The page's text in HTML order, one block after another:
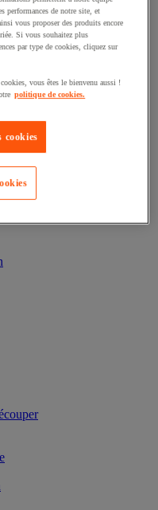
et buanderie
performances de notre site, et
vous proposer des produits encore
Si vous souhaitez plus
par type de cookies, cliquez sur
vous êtes le bienvenu aussi !
politique de cookies.
cookies